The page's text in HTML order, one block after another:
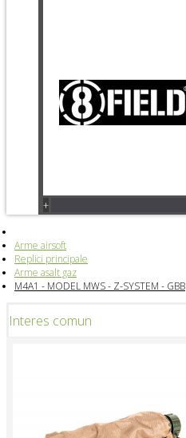
+
Arme airsoft
Replici principale
Arme asalt gaz
M4A1 - MODEL MWS - Z-SYSTEM - GBB
Interes comun